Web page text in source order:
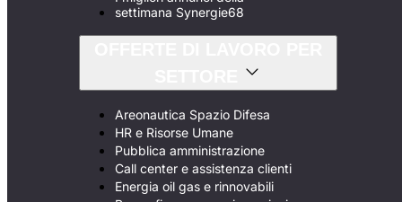
settimana Synergie68
Areonautica Spazio Difesa
HR e Risorse Umane
Pubblica amministrazione
Call center e assistenza clienti
Energia oil gas e rinnovabili